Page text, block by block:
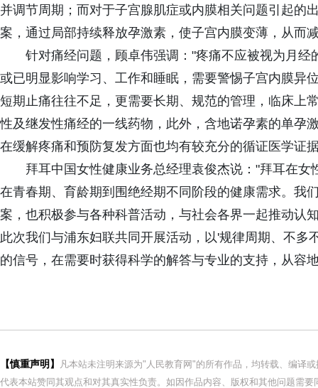
并调节周期；而对于子宫腺肌症或内膜相关问题引起的
案，通过局部持续释放孕激素，使子宫内膜变薄，从而
针对痛经问题，顾卓伟强调："疼痛不应被视为月
或已明显影响学习、工作和睡眠，需要警惕子宫内膜异
短期止痛往往不足，更需要长期、规范的管理，临床上
性及继发性痛经的一线药物，此外，含地诺孕素的单孕
在缓解疼痛和预防复发方面也均有较充分的循证医学证
拜耳中国女性健康业务总经理袁俊杰说："拜耳在
在青春期、育龄期到围绝经期不同阶段的健康需求。我
案，也积极参与各种科普活动，与社会各界一起推动认
此次我们与浦东妇联共同开展活动，以'规律周期、不
的信号，在需要时获得科学的解答与专业的支持，从容
【慎重声明】
凡本站未注明来源为"人民教育网"的所有作品，均转载、编译
代表本站赞同其观点和对其真实性负责。如因作品内容、版权和其他问题需